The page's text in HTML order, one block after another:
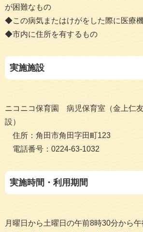
が困難なもの
◆この病気またはけがをした際に医療
◆市内に住所を有するもの
実施施設
ニコニコ保育園 病児保育室（金上仁
設）
住所：角田市角田字田町123
電話番号：0224-63-1032
実施時間・利用期間
月曜日から土曜日の午前8時30分から